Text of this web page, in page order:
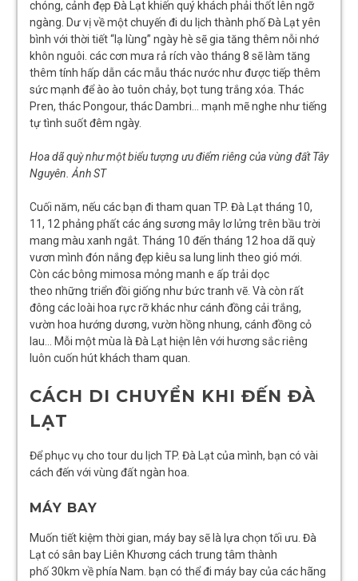
chóng, cảnh đẹp Đà Lạt khiến quý khách phải thốt lên ngỡ
ngàng. Dư vị về một chuyến đi du lịch thành phố Đà Lạt yên
bình với thời tiết “lạ lùng” ngày hè sẽ gia tăng thêm nỗi nhớ
khôn nguôi. các cơn mưa rả rích vào tháng 8 sẽ làm tăng
thêm tính hấp dẫn các mẫu thác nước như được tiếp thêm
sức mạnh để ào ào tuôn chảy, bọt tung trắng xóa. Thác
Pren, thác Pongour, thác Dambri… mạnh mẽ nghe như tiếng
tự tình suốt đêm ngày.
Hoa dã quỳ như một biểu tượng ưu điểm riêng của vùng đất Tây
Nguyên. Ảnh ST
Cuối năm, nếu các bạn đi tham quan TP. Đà Lạt tháng 10,
11, 12 phảng phất các áng sương mây lơ lửng trên bầu trời
mang màu xanh ngắt. Tháng 10 đến tháng 12 hoa dã quỳ
vươn mình đón nắng đẹp kiêu sa lung linh theo gió mới.
Còn các bông mimosa mỏng manh e ấp trải dọc
theo những triển đồi giống như bức tranh vẽ. Và còn rất
đông các loài hoa rực rỡ khác như cánh đồng cải trắng,
vườn hoa hướng dương, vườn hồng nhung, cánh đồng cỏ
lau… Mỗi một mùa là Đà Lạt hiện lên với hương sắc riêng
luôn cuốn hút khách tham quan.
CÁCH DI CHUYỂN KHI ĐẾN ĐÀ
LẠT
Để phục vụ cho tour du lịch TP. Đà Lạt của mình, bạn có vài
cách đến với vùng đất ngàn hoa.
MÁY BAY
Muốn tiết kiệm thời gian, máy bay sẽ là lựa chọn tối ưu. Đà
Lạt có sân bay Liên Khương cách trung tâm thành
phố 30km về phía Nam. bạn có thể đi máy bay của các hãng